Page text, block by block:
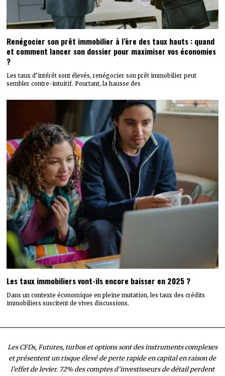
Renégocier son prêt immobilier à l’ère des taux hauts : quand
et comment lancer son dossier pour maximiser vos économies
?
Les taux d’intérêt sont élevés, renégocier son prêt immobilier peut
sembler contre-intuitif. Pourtant, la hausse des
Les taux immobiliers vont-ils encore baisser en 2025 ?
Dans un contexte économique en pleine mutation, les taux des crédits
immobiliers suscitent de vives discussions.
Les CFDs, Futures, turbos et options sont des instruments complexes
et présentent un risque élevé de perte rapide en capital en raison de
l’effet de levier. 72% des comptes d’investisseurs de détail perdent